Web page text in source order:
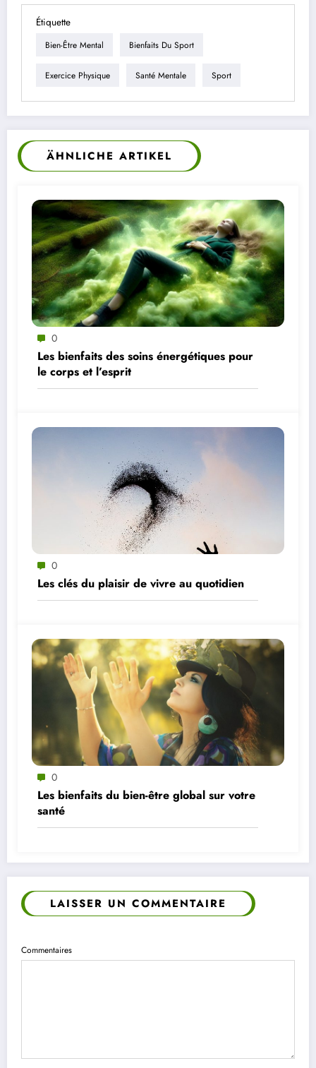
Étiquette
Bien-Être Mental Bienfaits Du Sport
Exercice Physique Santé Mentale Sport
ÄHNLICHE ARTIKEL
0
Les bienfaits des soins énergétiques pour
le corps et l’esprit
0
Les clés du plaisir de vivre au quotidien
0
Les bienfaits du bien-être global sur votre
santé
LAISSER UN COMMENTAIRE
Commentaires